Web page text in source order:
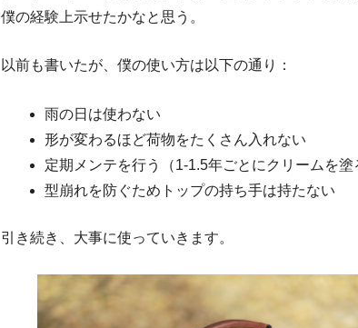
僕の経験上示せたかなと思う。
以前も書いたが、僕の使い方は以下の通り：
雨の日は使わない
形が変わるほど荷物をたくさん入れない
定期メンテを行う（1-1.5年ごとにクリームを塗
型崩れを防ぐためトップの持ち手は持たない
引き続き、大事に使っていきます。